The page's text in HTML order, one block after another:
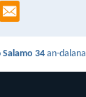
Salamo 34 an-dalana